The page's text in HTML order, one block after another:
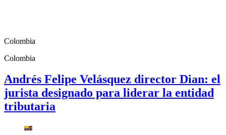
Colombia
Colombia
Andrés Felipe Velásquez director Dian: el
jurista designado para liderar la entidad
tributaria